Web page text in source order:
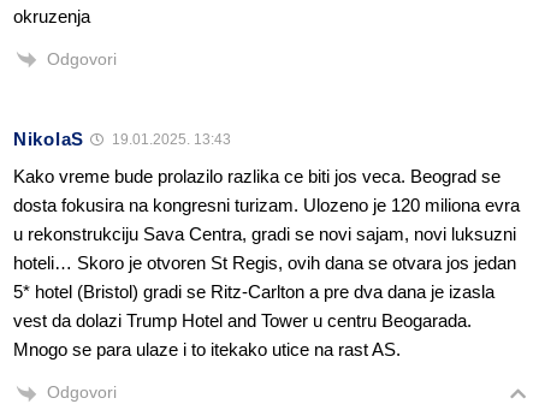
okruzenja
Odgovori
NikolaS 19.01.2025. 13:43
Kako vreme bude prolazilo razlika ce biti jos veca. Beograd se
dosta fokusira na kongresni turizam. Ulozeno je 120 miliona evra
u rekonstrukciju Sava Centra, gradi se novi sajam, novi luksuzni
hoteli… Skoro je otvoren St Regis, ovih dana se otvara jos jedan
5* hotel (Bristol) gradi se Ritz-Carlton a pre dva dana je izasla
vest da dolazi Trump Hotel and Tower u centru Beogarada.
Mnogo se para ulaze i to itekako utice na rast AS.
Odgovori